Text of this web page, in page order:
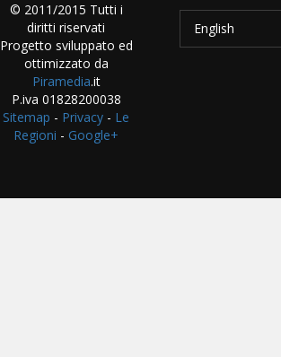
© 2011/2015 Tutti i
diritti riservati
Progetto sviluppato ed
ottimizzato da
Piramedia.it
P.iva 01828200038
Sitemap - Privacy - Le
Regioni - Google+
English